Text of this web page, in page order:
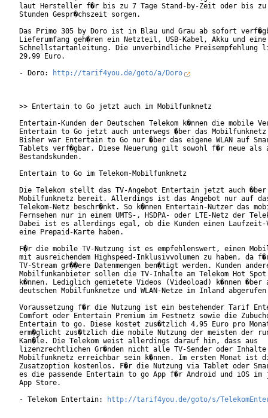
laut Hersteller f�r bis zu 7 Tage Stand-by-Zeit oder bis
Stunden Gespr�chszeit sorgen.
Das Primo 305 by Doro ist in Blau und Grau ab sofort
Lieferumfang geh�ren ein Netzteil, USB-Kabel, Akku und eine
Schnellstartanleitung. Die unverbindliche Preisempfehlung
29,99 Euro.
- Doro:
http://tarif4you.de/goto/a/Doro
>> Entertain to Go jetzt auch im Mobilfunknetz
Entertain-Kunden der Deutschen Telekom k�nnen die mobile
Entertain to Go jetzt auch unterwegs �ber das
Bisher war Entertain to Go nur �ber das eigene WLAN auf
Tablets verf�gbar. Diese Neuerung gilt sowohl f�r neue als
Bestandskunden.
Entertain to Go im Telekom-Mobilfunknetz
Die Telekom stellt das TV-Angebot Entertain jetzt auch �ber
Mobilfunknetz bereit. Allerdings ist das Angebot nur auf
Telekom-Netz beschr�nkt. So k�nnen Entertain-Nutzer das
Fernsehen nur in einem UMTS-, HSDPA- oder LTE-Netz der
Dabei ist es allerdings egal, ob die Kunden einen Laufzeit-
eine Prepaid-Karte haben.
F�r die mobile TV-Nutzung ist es empfehlenswert, einen
mit ausreichendem Highspeed-Inklusivvolumen zu haben, da
TV-Stream gr��ere Datenmengen ben�tigt werden. Kunden
Mobilfunkanbieter sollen die TV-Inhalte am Telekom Hot Spot
k�nnen. Lediglich gemietete Videos (Videoload) k�nnen �ber
deutschen Mobilfunknetze und WLAN-Netze im Inland
Voraussetzung f�r die Nutzung ist ein bestehender Tarif
Comfort oder Entertain Premium im Festnetz sowie die
Entertain to go. Diese kostet zus�tzlich 4,95 Euro pro
erm�glicht zus�tzlich die mobile Nutzung der meisten der
Kan�le. Die Telekom weist allerdings darauf hin, dass aus
lizenzrechtlichen Gr�nden nicht alle TV-Sender oder Inhalte
Mobilfunknetz erreichbar sein k�nnen. Im ersten Monat ist
Zusatzoption kostenlos. F�r die Nutzung via Tablet oder
es die passende Entertain to go App f�r Android und iOS im
App Store.
- Telekom Entertain:
http://tarif4you.de/goto/s/